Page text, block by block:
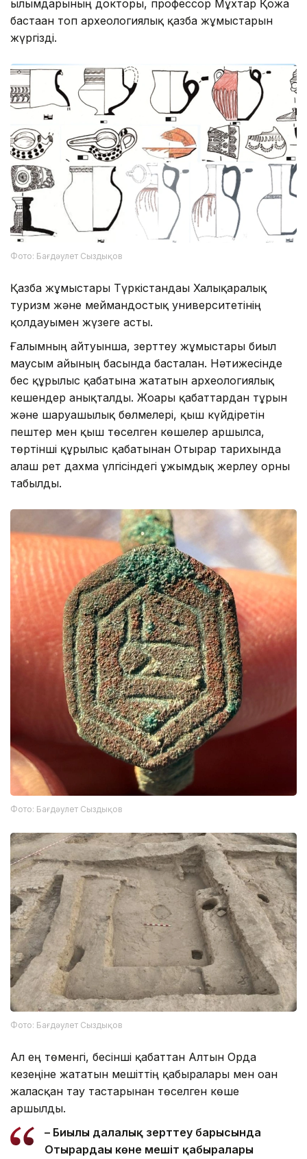
ғылымдарының докторы, профессор Мұхтар Қожа
бастаған топ археологиялық қазба жұмыстарын
жүргізді.
Фото: Бағдәулет Сыздықов
Қазба жұмыстары Түркістандағы Халықаралық
туризм және меймандостық университетінің
қолдауымен жүзеге асты.
Ғалымның айтуынша, зерттеу жұмыстары биыл
маусым айының басында басталған. Нәтижесінде
бес құрылыс қабатына жататын археологиялық
кешендер анықталды. Жоғарғы қабаттардан тұрғын
және шаруашылық бөлмелері, қыш күйдіретін
пештер мен қыш төселген көшелер аршылса,
төртінші құрылыс қабатынан Отырар тарихында
алғаш рет дахма үлгісіндегі ұжымдық жерлеу орны
табылды.
Фото: Бағдәулет Сыздықов
Фото: Бағдәулет Сыздықов
Ал ең төменгі, бесінші қабаттан Алтын Орда
кезеңіне жататын мешіттің қабырғалары мен оған
жалғасқан тау тастарынан төселген көше
аршылды.
– Биылғы далалық зерттеу барысында
Отырардағы көне мешіт қабырғалары